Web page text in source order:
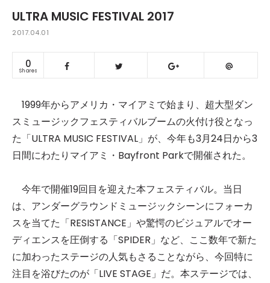
ULTRA MUSIC FESTIVAL 2017
2017.04.01
0
Shares
1999年からアメリカ・マイアミで始まり、超大型ダン
スミュージックフェスティバルブームの火付け役となっ
た「ULTRA MUSIC FESTIVAL」が、今年も3月24日から3
日間にわたりマイアミ・Bayfront Parkで開催された。
今年で開催19回目を迎えた本フェスティバル。当日
は、アンダーグラウンドミュージックシーンにフォーカ
スを当てた「RESISTANCE」や驚愕のビジュアルでオー
ディエンスを圧倒する「SPIDER」など、ここ数年で新た
に加わったステージの人気もさることながら、今回特に
注目を浴びたのが「LIVE STAGE」だ。本ステージでは、